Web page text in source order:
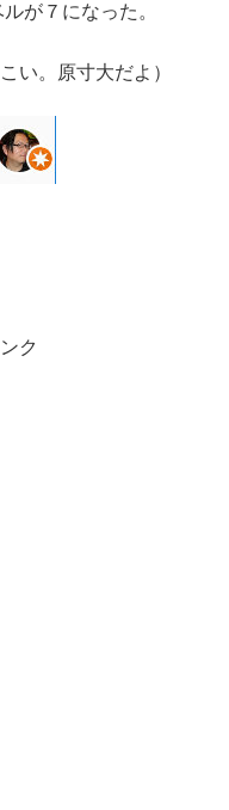
が７になった。
い。原寸大だよ）
ク